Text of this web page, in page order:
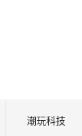
潮玩科技